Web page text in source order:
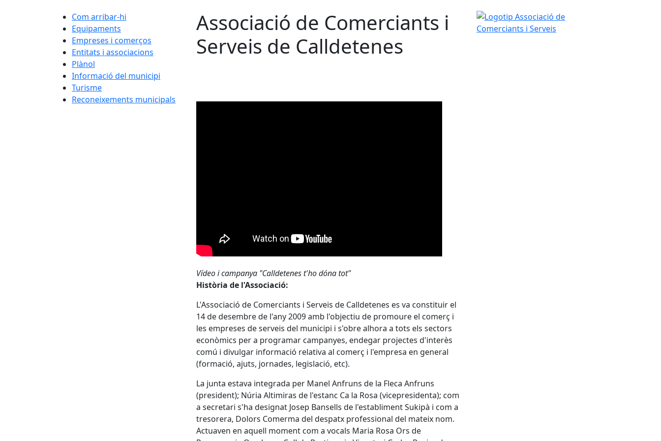
Com arribar-hi
Equipaments
Empreses i comerços
Entitats i associacions
Plànol
Informació del municipi
Turisme
Reconeixements municipals
Associació de Comerciants i
Serveis de Calldetenes
Vídeo i campanya "Calldetenes t'ho dóna tot"
Història de l'Associació:
L'Associació de Comerciants i Serveis de Calldetenes es va constituir el
14 de desembre de l'any 2009 amb l'objectiu de promoure el comerç i
les empreses de serveis del municipi i s'obre alhora a tots els sectors
econòmics per a programar campanyes, endegar projectes d'interès
comú i divulgar informació relativa al comerç i l'empresa en general
(formació, ajuts, jornades, legislació, etc).
La junta estava integrada per Manel Anfruns de la Fleca Anfruns
(president); Núria Altimiras de l'estanc Ca la Rosa (vicepresidenta); com
a secretari s'ha designat Josep Bansells de l'establiment Sukipà i com a
tresorera, Dolors Comerma del despatx professional del mateix nom.
Actuaven en aquell moment com a vocals Maria Rosa Ors de
Logotip Associació de Comerciants i Serveis